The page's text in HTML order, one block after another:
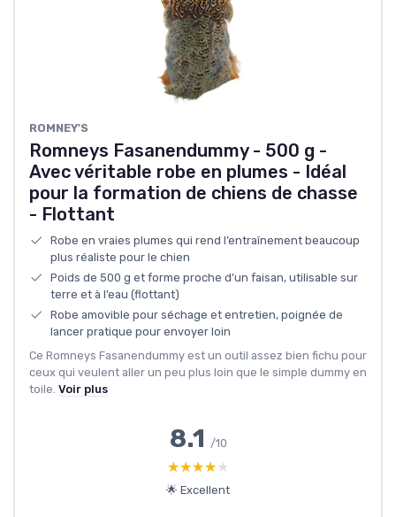
ROMNEY'S
Romneys Fasanendummy - 500 g -
Avec véritable robe en plumes - Idéal
pour la formation de chiens de chasse
- Flottant
Robe en vraies plumes qui rend l’entraînement beaucoup
plus réaliste pour le chien
Poids de 500 g et forme proche d’un faisan, utilisable sur
terre et à l’eau (flottant)
Robe amovible pour séchage et entretien, poignée de
lancer pratique pour envoyer loin
Ce Romneys Fasanendummy est un outil assez bien fichu pour
ceux qui veulent aller un peu plus loin que le simple dummy en
toile. Voir plus
8.1 /10
★★★★★
★★★★★
🌟 Excellent